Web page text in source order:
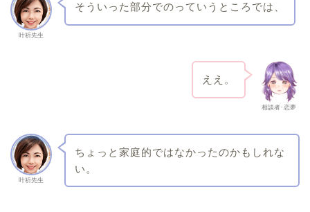
叶祈先生
そういった部分でのっていうところでは、
相談者･恋夢
ええ。
叶祈先生
ちょっと家庭的ではなかったのかもしれな
い。